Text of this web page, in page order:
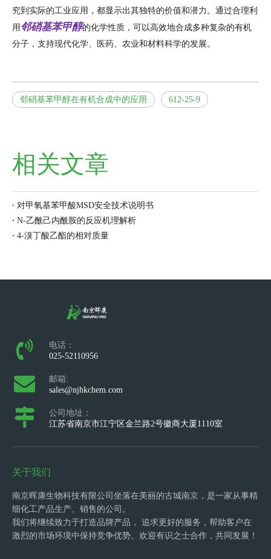
究到实际的工业应用，都显示出其独特的价值和潜力。通过合理利
用 邻硝基苯甲醇的化学性质，可以高效地合成多种复杂的有机
分子，支持现代化学、医药、农业和材料科学的发展。
邻硝基苯甲醇在有机合成中的应用 612-25-9
相关文章
对甲氧基苯甲酸MSD安全技术说明书
N-乙酰己内酰胺的反应机理解析
4-溴丁酸乙酯的相对质量
电话：
025-52110956
邮箱:
sales@njhkchem.com
公司地址：
江苏省南京市江宁区金兰路2号徽商大厦1110室
关于我们
南京晖康生物科技有限公司坐落在美丽的古城南京，是一家从事精
细化工产品生产、销售的公司。
我们将继续致力于打造品牌产品， 追求更好的服务，帮助客户在
激烈的市场环境中保持竞争优势。欢迎有识之士合作，共同发展！